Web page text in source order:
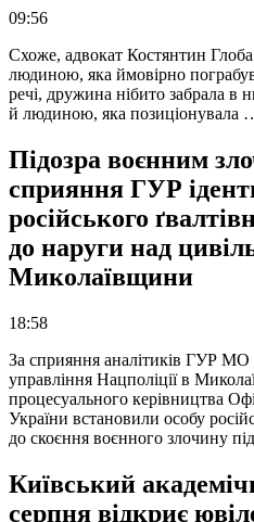
09:56
Схоже, адвокат Костянтин
людиною, яка ймовірно
речі, дружина нібито забрала в
й людиною, яка позиціонувала
Підозра воєнним
сприяння ГУР
російського
до наруги над
Миколаївщини
18:58
За сприяння аналітиків ГУР МО
управління Нацполіції в
процесуального керівництва
України встановили особу
до скоєння воєнного злочину
Київський
серпня відкриє